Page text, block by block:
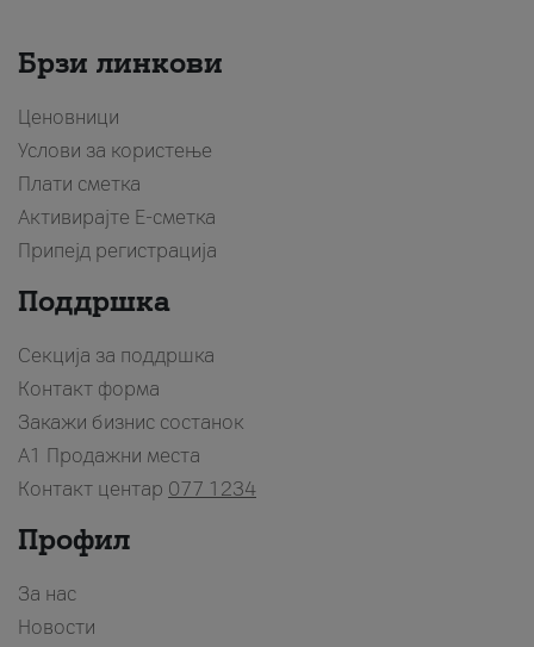
Брзи линкови
Ценовници
Услови за користење
Плати сметка
Активирајте Е-сметка
Припејд регистрација
Поддршка
Секција за поддршка
Контакт форма
Закажи бизнис состанок
A1 Продажни места
Контакт центар 077 1234
Профил
За нас
Новости